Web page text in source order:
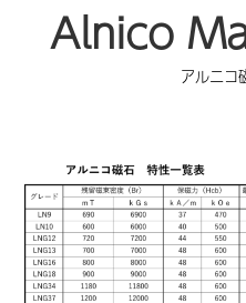
Alnico
アルニコ